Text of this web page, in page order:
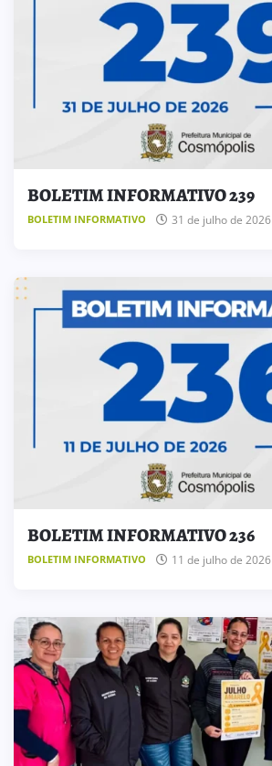
BOLETIM INFORMATIVO 239
BOLETIM INFORMATIVO 31 de julho de 2026
BOLETIM INFORMATIVO 236
BOLETIM INFORMATIVO 11 de julho de 2026